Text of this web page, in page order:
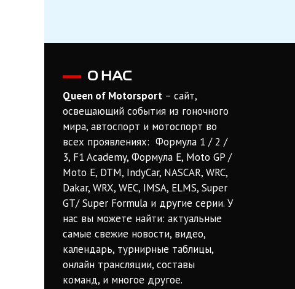
О НАС
Queen of Motorsport – сайт,
освещающий события из гоночного
мира, автоспорт и мотоспорт во
всех проявлениях: Формула 1 / 2 /
3, F1 Academy, Формула Е, Moto GP /
Moto E, DTM, IndyCar, NASCAR, WRC,
Dakar, WRX, WEC, IMSA, ELMS, Super
GT/ Super Formula и другие серии. У
нас вы можете найти: актуальные
самые свежие новости, видео,
календарь, турнирные таблицы,
онлайн трансляции, составы
команд, и многое другое.